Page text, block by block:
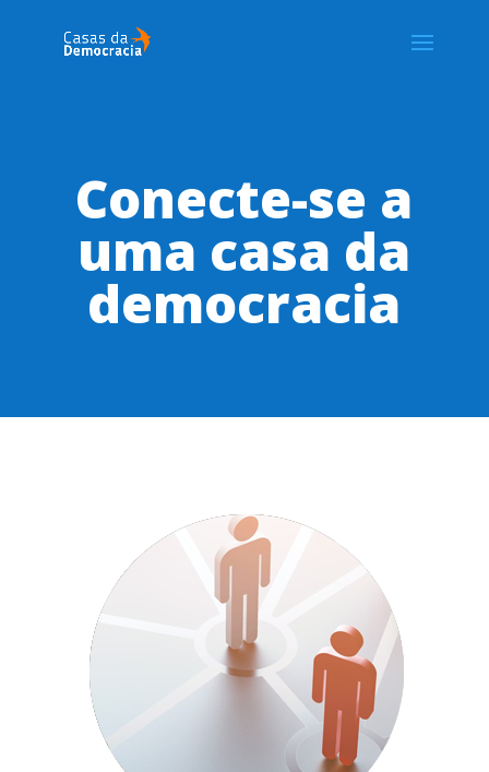
Conecte-se a
uma casa da
democracia